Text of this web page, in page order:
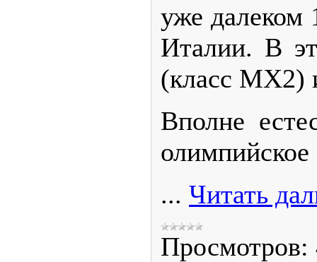
уже далеком
Италии. В
(класс МХ2)
Вполне
олимпийское
... Читать
Просмотров: